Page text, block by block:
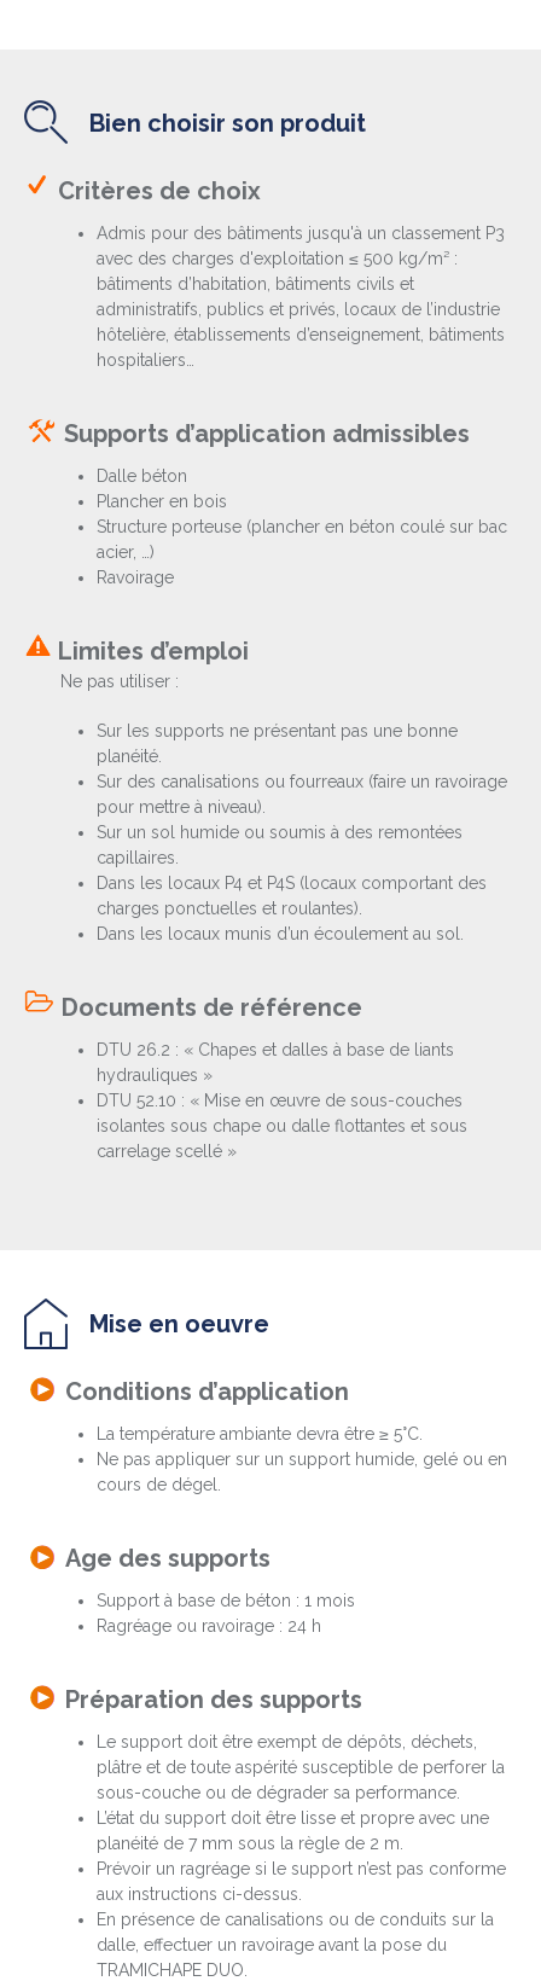
Bien choisir son produit
Critères de choix
Admis pour des bâtiments jusqu'à un classement P3
avec des charges d'exploitation ≤ 500 kg/m² :
bâtiments d’habitation, bâtiments civils et
administratifs, publics et privés, locaux de l’industrie
hôtelière, établissements d’enseignement, bâtiments
hospitaliers…
Supports d’application admissibles
Dalle béton
Plancher en bois
Structure porteuse (plancher en béton coulé sur bac
acier, …)
Ravoirage
Limites d’emploi
Ne pas utiliser :
Sur les supports ne présentant pas une bonne
planéité.
Sur des canalisations ou fourreaux (faire un ravoirage
pour mettre à niveau).
Sur un sol humide ou soumis à des remontées
capillaires.
Dans les locaux P4 et P4S (locaux comportant des
charges ponctuelles et roulantes).
Dans les locaux munis d’un écoulement au sol.
Documents de référence
DTU 26.2 : « Chapes et dalles à base de liants
hydrauliques »
DTU 52.10 : « Mise en œuvre de sous-couches
isolantes sous chape ou dalle flottantes et sous
carrelage scellé »
Mise en oeuvre
Conditions d’application
La température ambiante devra être ≥ 5°C.
Ne pas appliquer sur un support humide, gelé ou en
cours de dégel.
Age des supports
Support à base de béton : 1 mois
Ragréage ou ravoirage : 24 h
Préparation des supports
Le support doit être exempt de dépôts, déchets,
plâtre et de toute aspérité susceptible de perforer la
sous-couche ou de dégrader sa performance.
L’état du support doit être lisse et propre avec une
planéité de 7 mm sous la règle de 2 m.
Prévoir un ragréage si le support n’est pas conforme
aux instructions ci-dessus.
En présence de canalisations ou de conduits sur la
dalle, effectuer un ravoirage avant la pose du
TRAMICHAPE DUO.